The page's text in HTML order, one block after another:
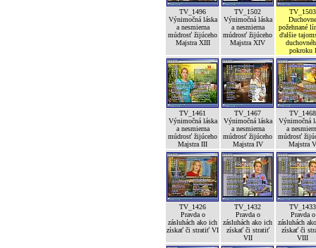
TV_1496
Výnimočná láska
a nesmierna
múdrosť žijúceho
Majstra XIII
TV_1502
Výnimočná láska
a nesmierna
múdrosť žijúceho
Majstra XIV
TV_1503
Duchovne
požehnané
ďalšie
pokroku I
TV_1461
Výnimočná láska
a nesmierna
múdrosť žijúceho
Majstra III
TV_1467
Výnimočná láska
a nesmierna
múdrosť žijúceho
Majstra IV
TV_1468
Výnimočná
a
múdrosť
Majstra V
TV_1426
Pravda o
zásluhách ako ich
získať či stratiť VI
TV_1432
Pravda o
zásluhách ako ich
získať či stratiť
VII
TV_1433
Pravda o
zásluhách
získať či
VIII